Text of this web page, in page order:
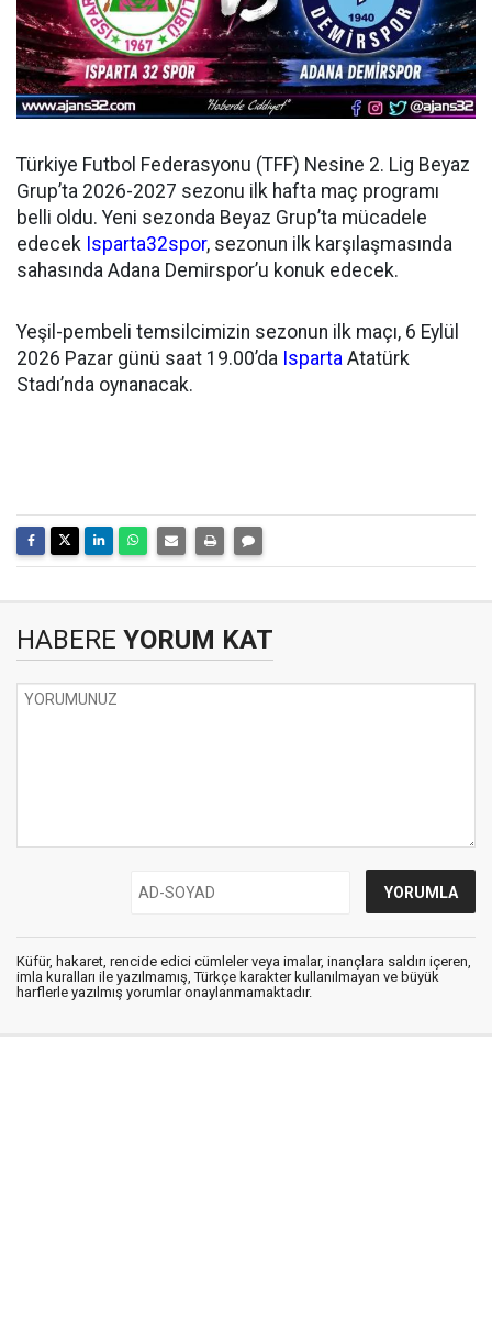
Türkiye Futbol Federasyonu (TFF) Nesine 2. Lig Beyaz
Grup’ta 2026-2027 sezonu ilk hafta maç programı
belli oldu. Yeni sezonda Beyaz Grup’ta mücadele
edecek Isparta32spor, sezonun ilk karşılaşmasında
sahasında Adana Demirspor’u konuk edecek.
Yeşil-pembeli temsilcimizin sezonun ilk maçı, 6 Eylül
2026 Pazar günü saat 19.00’da Isparta Atatürk
Stadı’nda oynanacak.
HABERE YORUM KAT
Küfür, hakaret, rencide edici cümleler veya imalar, inançlara saldırı içeren,
imla kuralları ile yazılmamış, Türkçe karakter kullanılmayan ve büyük
harflerle yazılmış yorumlar onaylanmamaktadır.